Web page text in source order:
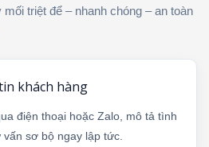
triệt để – nhanh chóng – an toàn
khách hàng
điện thoại hoặc Zalo, mô tả tình
sơ bộ ngay lập tức.